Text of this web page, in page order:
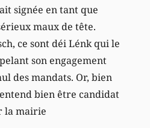
signée en tant que
maux de tête.
ce sont déi Lénk qui le
son engagement
des mandats. Or, bien
bien être candidat
la mairie